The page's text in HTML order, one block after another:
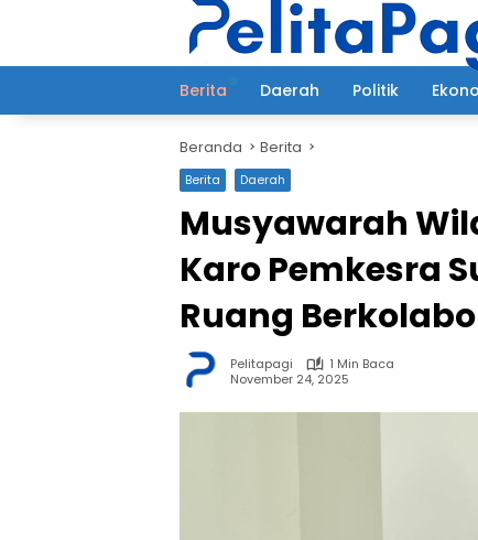
Berita Daerah Politik
Beranda Berita
Berita Daerah
Musyawarah
Karo Pemkesra
Ruang
Pelitapagi
1 Min Baca
November 24, 2025